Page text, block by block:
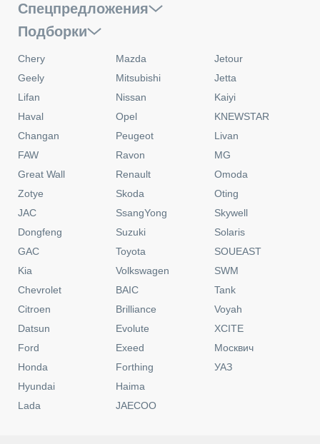
Спецпредложения
Подборки
Chery
Geely
Lifan
Haval
Changan
FAW
Great Wall
Zotye
JAC
Dongfeng
GAC
Kia
Chevrolet
Citroen
Datsun
Ford
Honda
Hyundai
Lada
Mazda
Mitsubishi
Nissan
Opel
Peugeot
Ravon
Renault
Skoda
SsangYong
Suzuki
Toyota
Volkswagen
BAIC
Brilliance
Evolute
Exeed
Forthing
Haima
JAECOO
Jetour
Jetta
Kaiyi
KNEWSTAR
Livan
MG
Omoda
Oting
Skywell
Solaris
SOUEAST
SWM
Tank
Voyah
XCITE
Москвич
УАЗ